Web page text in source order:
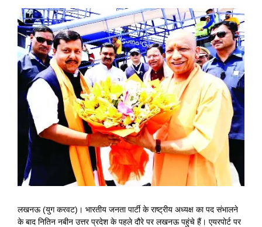
View
Larger
Image
लखनऊ (युग करवट)। भारतीय जनता पार्टी के राष्ट्रीय अध्यक्ष का पद संभालने
के बाद नितिन नबीन उत्तर प्रदेश के पहले दौरे पर लखनऊ पहुंचे हैं। एयरपोर्ट पर